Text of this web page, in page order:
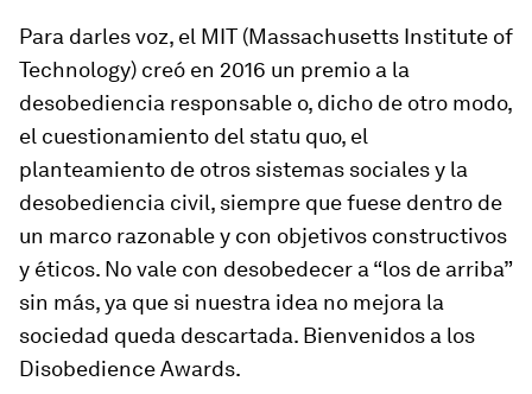
Para darles voz, el MIT (Massachusetts Institute of
Technology) creó en 2016 un premio a la
desobediencia responsable o, dicho de otro modo,
el cuestionamiento del statu quo, el
planteamiento de otros sistemas sociales y la
desobediencia civil, siempre que fuese dentro de
un marco razonable y con objetivos constructivos
y éticos. No vale con desobedecer a “los de arriba”
sin más, ya que si nuestra idea no mejora la
sociedad queda descartada. Bienvenidos a los
Disobedience Awards.